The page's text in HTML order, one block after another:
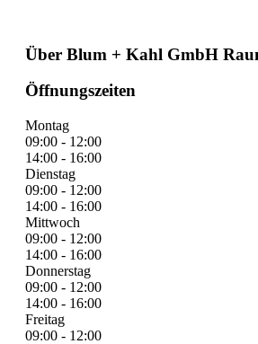
Über Blum + Kahl GmbH
Öffnungszeiten
Montag
09:00 - 12:00
14:00 - 16:00
Dienstag
09:00 - 12:00
14:00 - 16:00
Mittwoch
09:00 - 12:00
14:00 - 16:00
Donnerstag
09:00 - 12:00
14:00 - 16:00
Freitag
09:00 - 12:00